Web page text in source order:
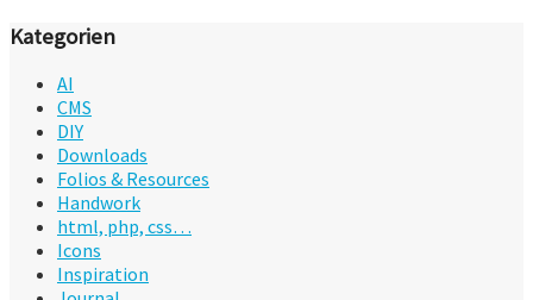
Kategorien
AI
CMS
DIY
Downloads
Folios & Resources
Handwork
html, php, css…
Icons
Inspiration